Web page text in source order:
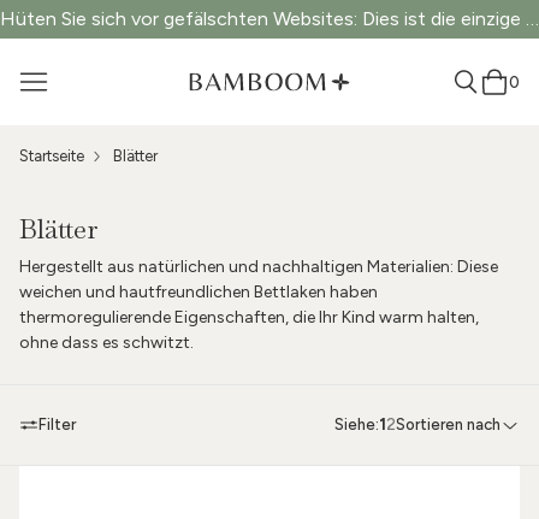
Hüten Sie sich vor gefälschten Websites: Dies ist die einzige offizielle Website.
0
Startseite Blätter
Blätter
Hergestellt aus natürlichen und nachhaltigen Materialien: Diese
weichen und hautfreundlichen Bettlaken haben
thermoregulierende Eigenschaften, die Ihr Kind warm halten,
ohne dass es schwitzt.
Filter Siehe:1 2Sortieren nach